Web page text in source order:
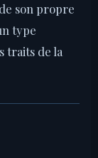
son propre
type
traits de la